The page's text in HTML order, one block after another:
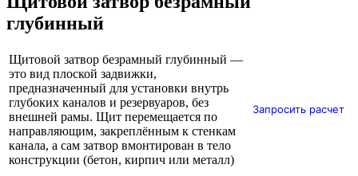
глубинный
Щитовой затвор безрамный глубинный —
это вид плоской задвижки,
предназначенный для установки внутрь
глубоких каналов и резервуаров, без
внешней рамы. Щит перемещается по
направляющим, закреплённым к стенкам
канала, а сам затвор вмонтирован в тело
конструкции (бетон, кирпич или металл)
Запросить расчет